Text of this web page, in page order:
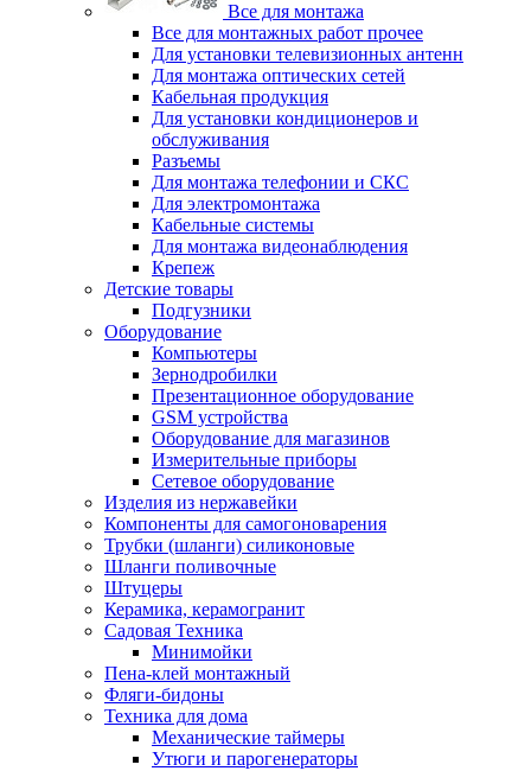
Все для монтажа
Все для монтажных работ прочее
Для установки телевизионных антенн
Для монтажа оптических сетей
Кабельная продукция
Для установки кондиционеров и
обслуживания
Разъемы
Для монтажа телефонии и СКС
Для электромонтажа
Кабельные системы
Для монтажа видеонаблюдения
Крепеж
Детские товары
Подгузники
Оборудование
Компьютеры
Зернодробилки
Презентационное оборудование
GSM устройства
Оборудование для магазинов
Измерительные приборы
Сетевое оборудование
Изделия из нержавейки
Компоненты для самогоноварения
Трубки (шланги) силиконовые
Шланги поливочные
Штуцеры
Керамика, керамогранит
Садовая Техника
Минимойки
Пена-клей монтажный
Фляги-бидоны
Техника для дома
Механические таймеры
Утюги и парогенераторы